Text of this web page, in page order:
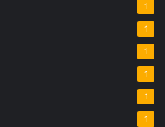
1
1
1
1
1
1